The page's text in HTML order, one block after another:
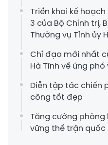
Triển khai kế
3 của Bộ Chính trị,
Thường vụ Tỉnh ủy
Chỉ đạo mới nhất
Hà Tĩnh về ứng
Diễn tập tác chiến
công tốt đẹp
Tăng cường phòng
vững thế trận quốc